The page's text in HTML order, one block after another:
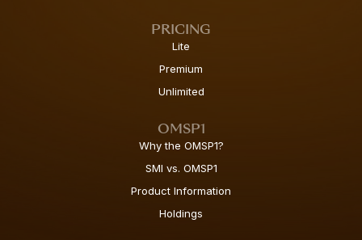
PRICING
Lite
Premium
Unlimited
OMSP1
Why the OMSP1?
SMI vs. OMSP1
Product Information
Holdings